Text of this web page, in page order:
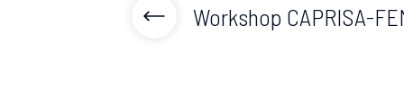
Workshop CAPRISA-